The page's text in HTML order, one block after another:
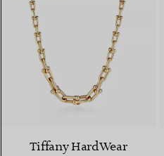
Tiffany HardWear